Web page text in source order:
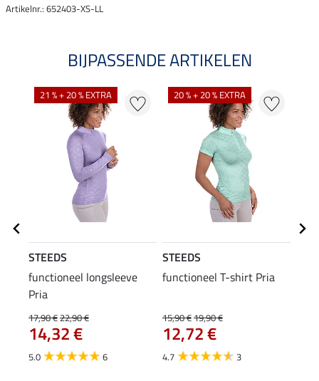
Artikelnr.: 652403-XS-LL
BIJPASSENDE ARTIKELEN
21 % + 20 % EXTRA
STEEDS
functioneel longsleeve
Pria
17,90 €22,90 €
14,32 €
5.0 6
20 % + 20 % EXTRA
STEEDS
functioneel T-shirt Pria
15,90 €19,90 €
12,72 €
4.7 3